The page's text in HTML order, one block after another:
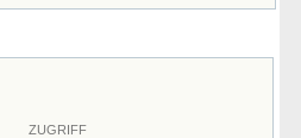
ZUGRIFF